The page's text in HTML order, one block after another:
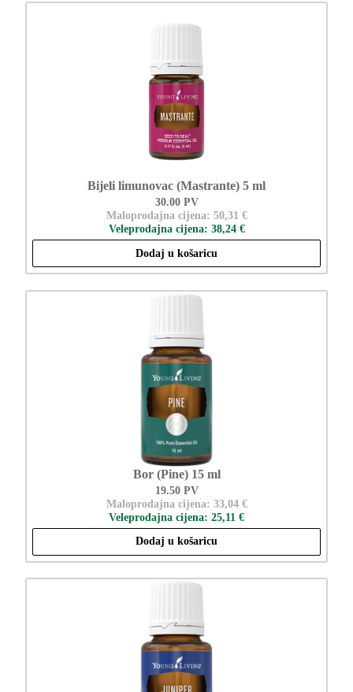
Bijeli limunovac (Mastrante) 5 ml
30.00 PV
Maloprodajna cijena: 50,31 €
Veleprodajna cijena: 38,24 €
Dodaj u košaricu
Bor (Pine) 15 ml
19.50 PV
Maloprodajna cijena: 33,04 €
Veleprodajna cijena: 25,11 €
Dodaj u košaricu